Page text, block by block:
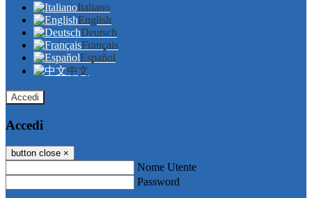
Italiano
English
Deutsch
Français
Español
中文
Accedi
Accedi
button close ×
Nome Utente
Password